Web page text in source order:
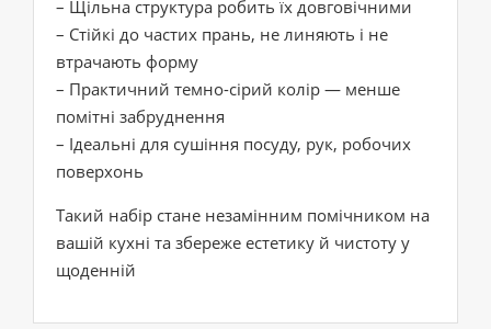
– Щільна структура робить їх довговічними
– Стійкі до частих прань, не линяють і не
втрачають форму
– Практичний темно-сірий колір — менше
помітні забруднення
– Ідеальні для сушіння посуду, рук, робочих
поверхонь
Такий набір стане незамінним помічником на
вашій кухні та збереже естетику й чистоту у
щоденній